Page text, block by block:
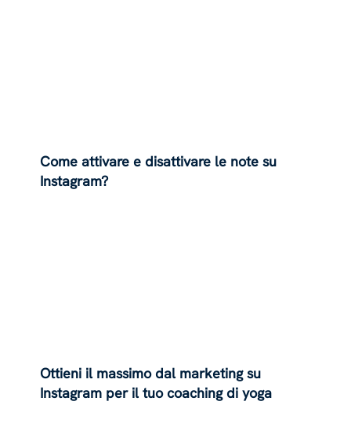
Come attivare e disattivare le note su
Instagram?
Ottieni il massimo dal marketing su
Instagram per il tuo coaching di yoga